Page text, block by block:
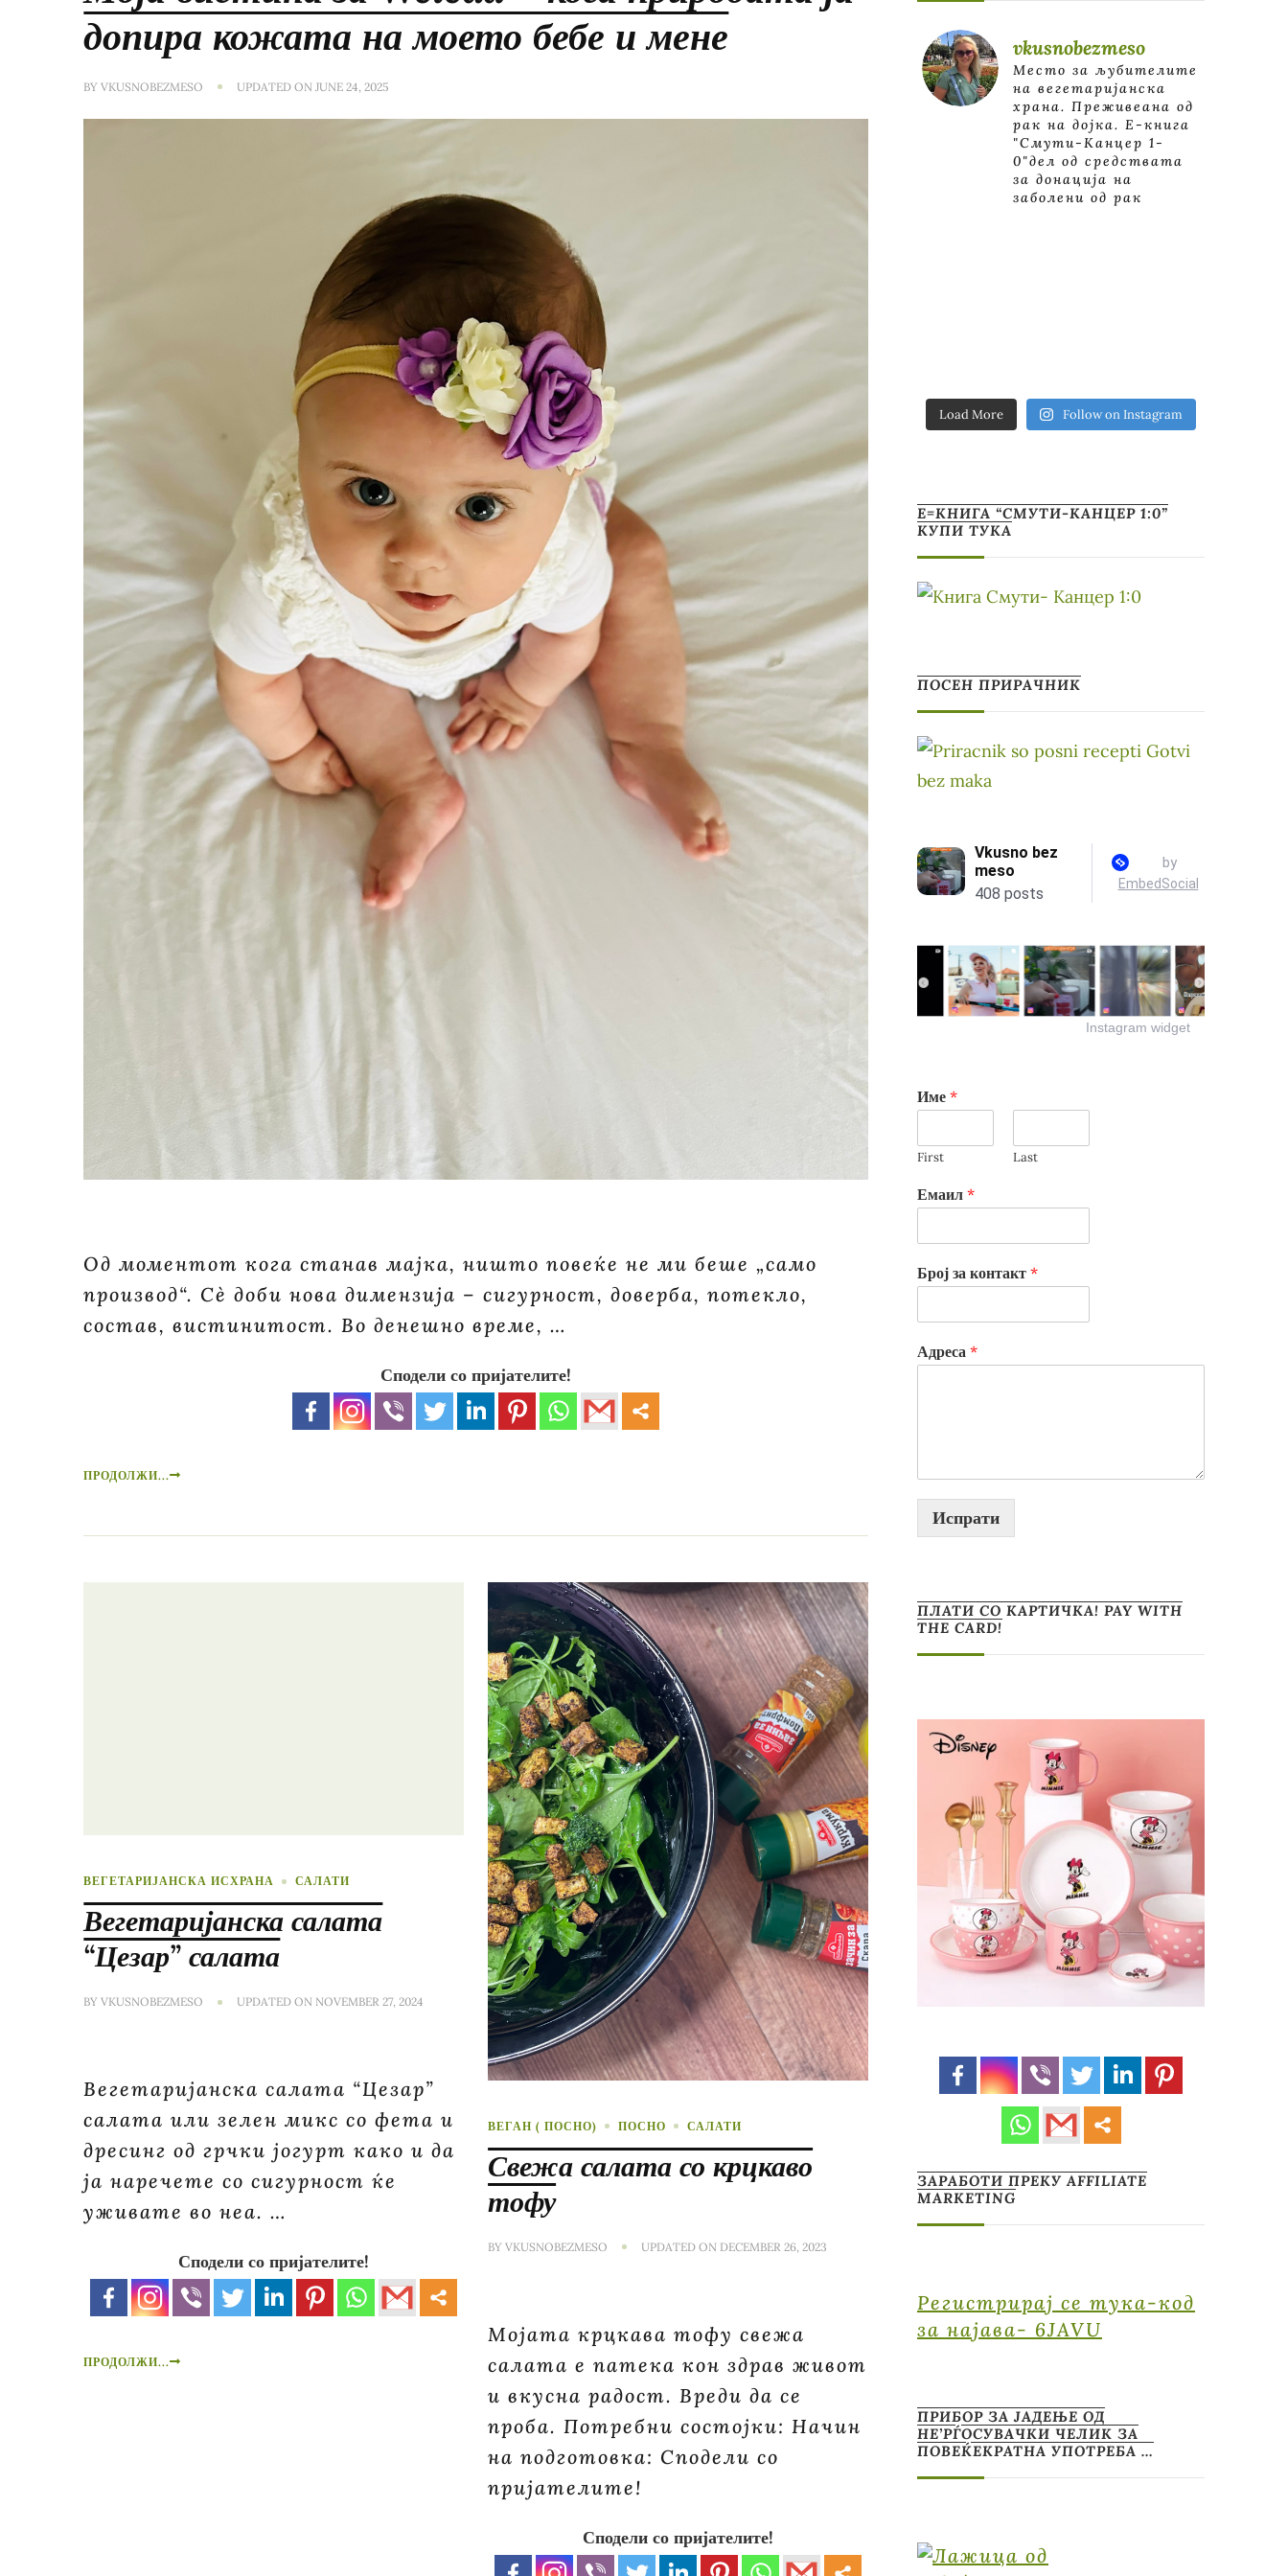
допира кожата на моето бебе и мене
BYVKUSNOBEZMESO UPDATED ON JUNE 24, 2025
Од моментот кога станав мајка, ништо повеќе не ми беше „само
производ“. Сè доби нова димензија – сигурност, доверба, потекло,
состав, вистинитост. Во денешно време, …
Сподели со пријателите!
ПРОДОЛЖИ...
ВЕГЕТАРИЈАНСКА ИСХРАНА САЛАТИ
Вегетаријанска салата
“Цезар” салата
BYVKUSNOBEZMESO UPDATED ON NOVEMBER 27, 2024
Вегетаријанска салата “Цезар”
салата или зелен микс со фета и
дресинг од грчки јогурт како и да
ја наречете со сигурност ќе
уживате во неа. …
Сподели со пријателите!
ПРОДОЛЖИ...
ВЕГАН ( ПОСНО) ПОСНО САЛАТИ
Свежа салата со крцкаво
тофу
BYVKUSNOBEZMESO UPDATED ON DECEMBER 26, 2023
Мојата крцкава тофу свежа
салата е патека кон здрав живот
и вкусна радост. Вреди да се
проба. Потребни состојки: Начин
на подготовка: Сподели со
пријателите!
Сподели со пријателите!
vkusnobezmeso
Место за љубителите
на вегетаријанска
храна. Преживеана од
рак на дојка. E-книга
"Смути-Канцер 1-
0"дел од средствата
за донација на
заболени од рак
Load More Follow on Instagram
Е=КНИГА “СМУТИ-КАНЦЕР 1:0”
КУПИ ТУКА
ПОСЕН ПРИРАЧНИК
Instagram widget
Име *
First Last
Емаил *
Број за контакт *
Адреса *
Испрати
ПЛАТИ СО КАРТИЧКА! PAY WITH
THE CARD!
ЗАРАБОТИ ПРЕКУ AFFILIATE
MARKETING
Регистрирај се тука-код
за најава- 6JAVU
ПРИБОР ЗА ЈАДЕЊЕ ОД
НЕ’РЃОСУВАЧКИ ЧЕЛИК ЗА
ПОВЕЌЕКРАТНА УПОТРЕБА …